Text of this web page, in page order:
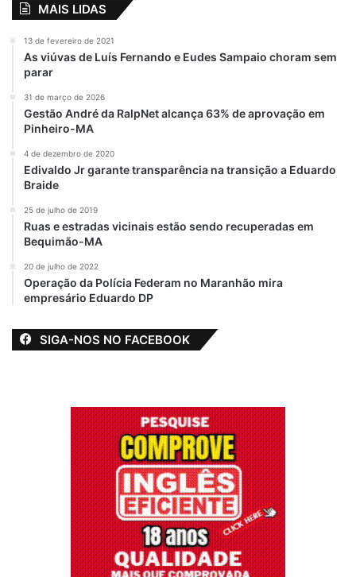
MAIS LIDAS
13 de fevereiro de 2021
As viúvas de Luís Fernando e Eudes Sampaio choram sem
parar
31 de março de 2026
Gestão André da RalpNet alcança 63% de aprovação em
Pinheiro-MA
4 de dezembro de 2020
Edivaldo Jr garante transparência na transição a Eduardo
Braide
25 de julho de 2019
Ruas e estradas vicinais estão sendo recuperadas em
Bequimão-MA
20 de julho de 2022
Operação da Polícia Federam no Maranhão mira
empresário Eduardo DP
SIGA-NOS NO FACEBOOK